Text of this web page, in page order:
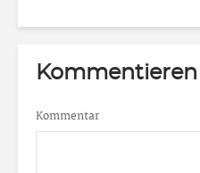
Kommentieren
Kommentar